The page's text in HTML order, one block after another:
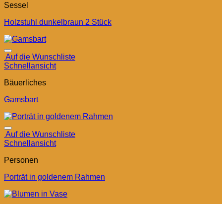
Sessel
Holzstuhl dunkelbraun 2 Stück
Auf die Wunschliste
Schnellansicht
Bäuerliches
Gamsbart
Auf die Wunschliste
Schnellansicht
Personen
Porträt in goldenem Rahmen